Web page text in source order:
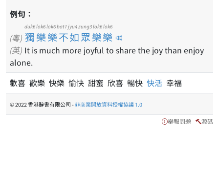
例句：
(粵) 獨樂樂不如眾樂樂
duk6 lok6 lok6 bat1 jyu4 zung3 lok6 lok6
(英) It is much more joyful to share the joy than enjoy
alone.
歡喜 歡樂 快樂 愉快 甜蜜 欣喜 暢快 快活 幸福
© 2022 香港辭書有限公司 -非商業開放資料授權協議 1.0
舉報問題 源碼